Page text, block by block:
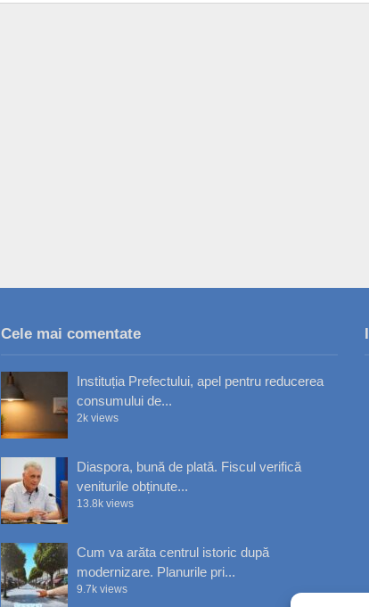
Cele mai comentate
Instituția Prefectului, apel pentru reducerea
consumului de...
2k views
Diaspora, bună de plată. Fiscul verifică
veniturile obținute...
13.8k views
Cum va arăta centrul istoric după
modernizare. Planurile pri...
9.7k views